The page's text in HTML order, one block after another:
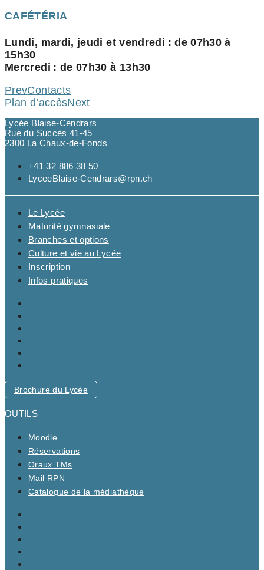
CAFÉTÉRIA
Lundi, mardi, jeudi et vendredi : de 07h30 à
15h30
Mercredi : de 07h30 à 13h30
PrevContacts
Plan d’accèsNext
Lycée Blaise-Cendrars
Rue du Succès 41-45
2300 La Chaux-de-Fonds
+41 32 886 38 50
LyceeBlaise-Cendrars@rpn.ch
Le Lycée
Maturité gymnasiale
Branches et options
Culture et vie au Lycée
Inscription
Infos pratiques
Brochure du Lycée
OUTILS
Moodle
Réservations
Oraux TMs
Mail RPN
Catalogue de la médiathèque